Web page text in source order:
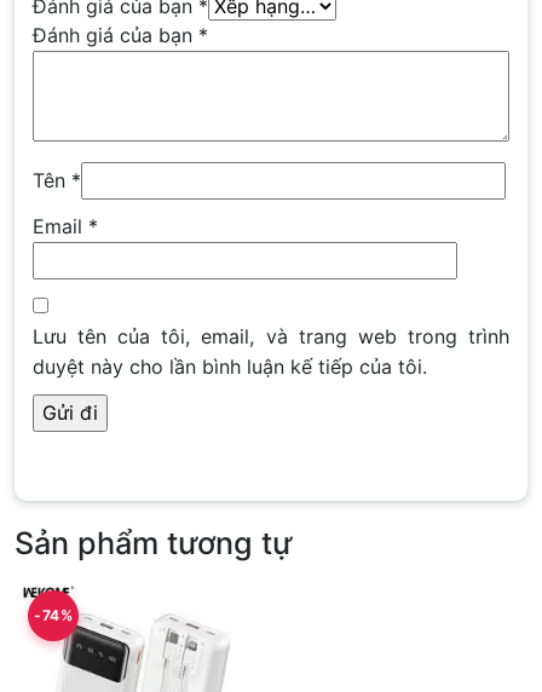
Đánh giá của bạn *
Đánh giá của bạn *
Tên *
Email *
Lưu tên của tôi, email, và trang web trong trình
duyệt này cho lần bình luận kế tiếp của tôi.
Sản phẩm tương tự
-74%